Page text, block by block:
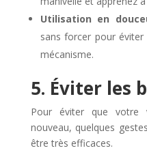
Utilisation en
sans forcer pour éviter
mécanisme.
5. Éviter les
Pour éviter que votre
nouveau, quelques
être très efficaces.